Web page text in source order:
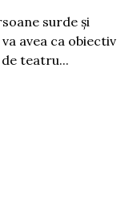
surde și
avea ca obiectiv
teatru...